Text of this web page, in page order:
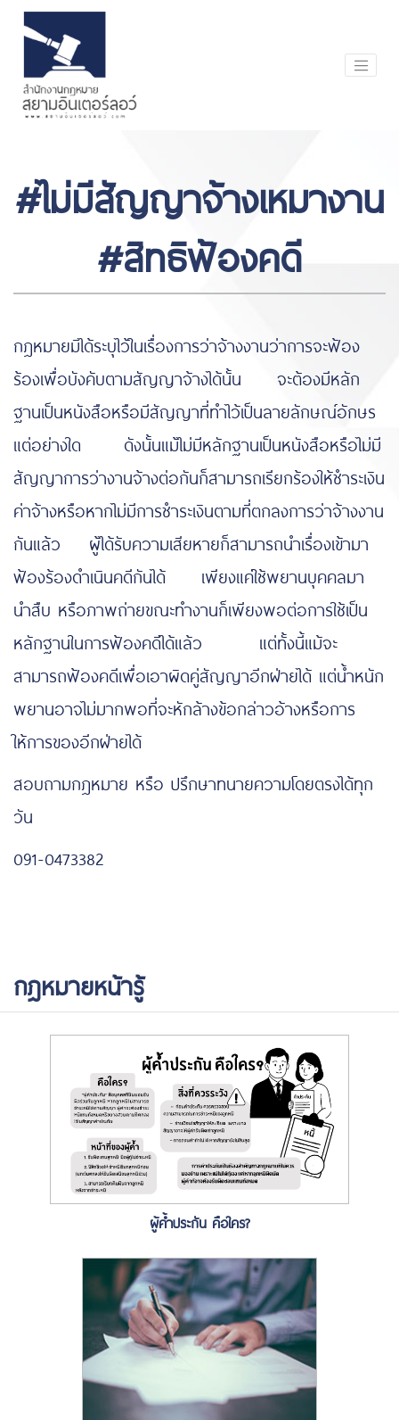
#ไม่มีสัญญาจ้างเหมางาน
#สิทธิฟ้องคดี
กฎหมายมิได้ระบุไว้ในเรื่องการว่าจ้างงานว่าการจะฟ้อง
ร้องเพื่อบังคับตามสัญญาจ้างได้นั้น จะต้องมีหลัก
ฐานเป็นหนังสือหรือมีสัญญาที่ทำไว้เป็นลายลักษณ์อักษร
แต่อย่างใด ดังนั้นแม้ไม่มีหลักฐานเป็นหนังสือหรือไม่มี
สัญญาการว่างานจ้างต่อกันก็สามารถเรียกร้องให้ชำระเงิน
ค่าจ้างหรือหากไม่มีการชำระเงินตามที่ตกลงการว่าจ้างงาน
กันแล้ว ผู้ได้รับความเสียหายก็สามารถนำเรื่องเข้ามา
ฟ้องร้องดำเนินคดีกันได้ เพียงแค่ใช้พยานบุคคลมา
นำสืบ หรือภาพถ่ายขณะทำงานก็เพียงพอต่อการใช้เป็น
หลักฐานในการฟ้องคดีได้แล้ว แต่ทั้งนี้แม้จะ
สามารถฟ้องคดีเพื่อเอาผิดคู่สัญญาอีกฝ่ายได้ แต่น้ำหนัก
พยานอาจไม่มากพอที่จะหักล้างข้อกล่าวอ้างหรือการ
ให้การของอีกฝ่ายได้
สอบถามกฎหมาย หรือ ปรึกษาทนายความโดยตรงได้ทุก
วัน
091-0473382
กฎหมายหน้ารู้
ผู้ค้ำประกัน คือใคร?